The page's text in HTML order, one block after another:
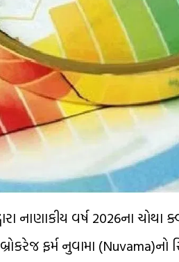
વર્ષ 2026ના ચોથા
ફર્મ નુવામા